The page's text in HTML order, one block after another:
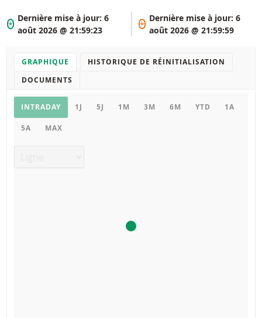
*
Dernière mise à jour:6
août 2026 @ 21:59:23
*
Dernière mise à jour: 6
août 2026 @ 21:59:59
GRAPHIQUE
HISTORIQUE DE RÉINITIALISATION
DOCUMENTS
Graphique
INTRADAY 1J 5J 1M 3M 6M YTD 1A
5A MAX